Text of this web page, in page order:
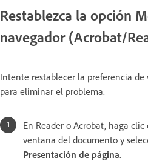
Restablezca la opción
navegador (Acrobat/
Intente restablecer la preferencia
para eliminar el problema.
En Reader o Acrobat, haga
ventana del documento y
Presentación de página.